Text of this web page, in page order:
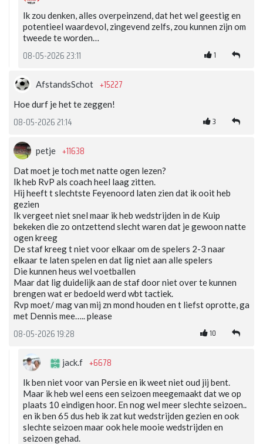
Ik zou denken, alles overpeinzend, dat het wel geestig en
potentieel waardevol, zingevend zelfs, zou kunnen zijn om
tweede te worden…
08-05-2026 23:11 1
AfstandsSchot +15227
Hoe durf je het te zeggen!
08-05-2026 21:14 3
petje +11638
Dat moet je toch met natte ogen lezen?
Ik heb RvP als coach heel laag zitten.
Hij heeft t slechtste Feyenoord laten zien dat ik ooit heb
gezien
Ik vergeet niet snel maar ik heb wedstrijden in de Kuip
bekeken die zo ontzettend slecht waren dat je gewoon natte
ogen kreeg
De staf kreeg t niet voor elkaar om de spelers 2-3 naar
elkaar te laten spelen en dat lig niet aan alle spelers
Die kunnen heus wel voetballen
Maar dat lig duidelijk aan de staf door niet over te kunnen
brengen wat er bedoeld werd wbt tactiek.
Rvp moet/ mag van mij zn mond houden en t liefst oprotte, ga
met Dennis mee….. please
08-05-2026 19:28 10
jack.f +6678
Ik ben niet voor van Persie en ik weet niet oud jij bent.
Maar ik heb wel eens een seizoen meegemaakt dat we op
plaats 10 eindigen hoor. En nog wel meer slechte seizoen..
en ik ben 65 dus heb ik zat kut wedstrijden gezien en ook
slechte seizoen maar ook hele mooie wedstrijden en
seizoen gehad.